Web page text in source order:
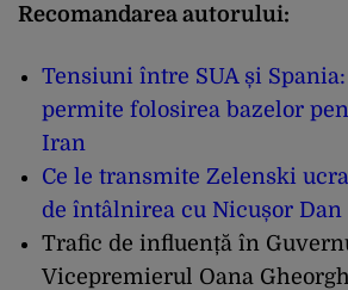
Recomandarea autorului:
Tensiuni între SUA și
permite folosirea bazelor
Iran
Ce le transmite Zelenski
de întâlnirea cu Nicușor Dan
Trafic de influență în
Vicepremierul Oana